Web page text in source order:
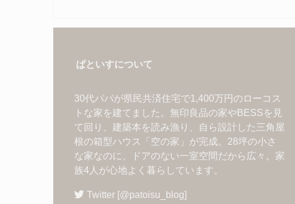
ぱといすについて
30代パパが県民共済住宅で1,400万円のローコス
トな家を建てました。無印良品の家やBESSを見
て回り、建築本を読み漁り、自ら設計した三角屋
根の箱型ハウス「空の家」が完成。28坪の小さ
な家なのに、ドアのない一室空間だから広々。家
族4人が心地よく暮らしています。
Twitter [@patoisu_blog]